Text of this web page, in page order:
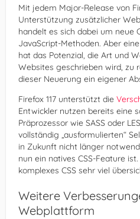
Mit jedem Major-Release von
Unterstützung zusätzlicher
handelt es sich dabei um neue
JavaScript-Methoden. Aber
hat das Potenzial, die Art und
Websites geschrieben wird, zu
dieser Neuerung ein eigener
Firefox 117 unterstützt die
Entwickler nutzen bereits eine
Präprozessor wie SASS oder
vollständig „ausformulierten“
in Zukunft nicht länger
nun ein natives CSS-Feature
komplexes CSS sehr viel
Weitere
Webplattform